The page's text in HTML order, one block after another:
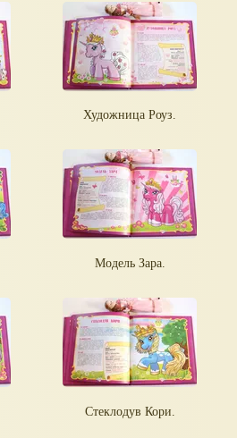
Художница Роуз.
Модель Зара.
Стеклодув Кори.